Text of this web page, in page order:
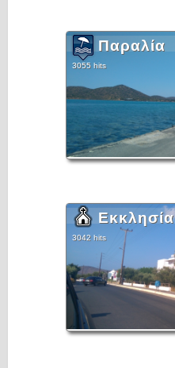
Παραλία
3055 hits
Εκκλησία
3042 hits